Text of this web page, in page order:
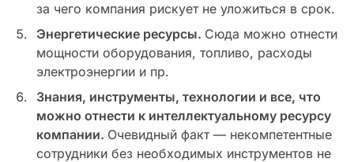
за чего компания рискует не уложиться в срок.
Энергетические ресурсы. Сюда можно отнести
мощности оборудования, топливо, расходы
электроэнергии и пр.
Знания, инструменты, технологии и все, что
можно отнести к интеллектуальному ресурсу
компании. Очевидный факт — некомпетентные
сотрудники без необходимых инструментов не